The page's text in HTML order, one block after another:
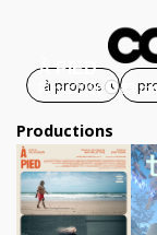
à propos
À PIED
Films2026 83
Productions